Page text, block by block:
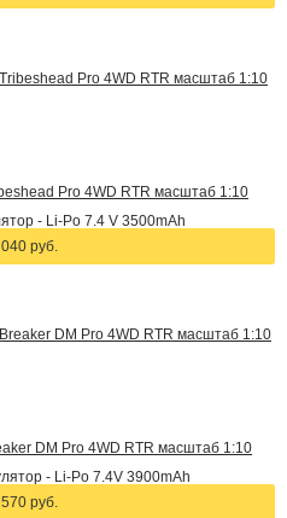
Pro 4WD RTR масштаб 1:10
- Li-Po 7.4 V 3500mAh
руб.
DM Pro 4WD RTR масштаб 1:10
- Li-Po 7.4V 3900mAh
руб.